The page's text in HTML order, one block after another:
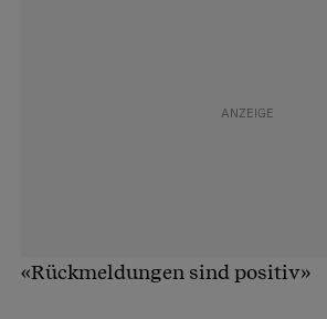
«Rückmeldungen sind positiv»